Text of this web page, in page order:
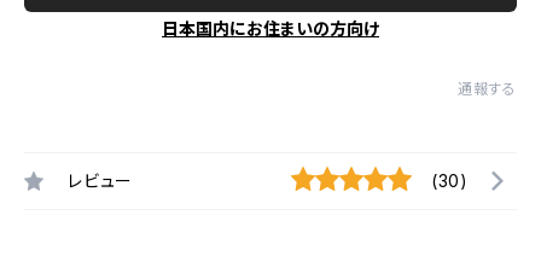
日本国内にお住まいの方向け
通報する
レビュー (30)